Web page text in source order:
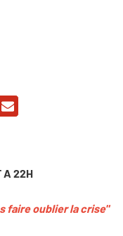
A 22H
faire oublier la crise"